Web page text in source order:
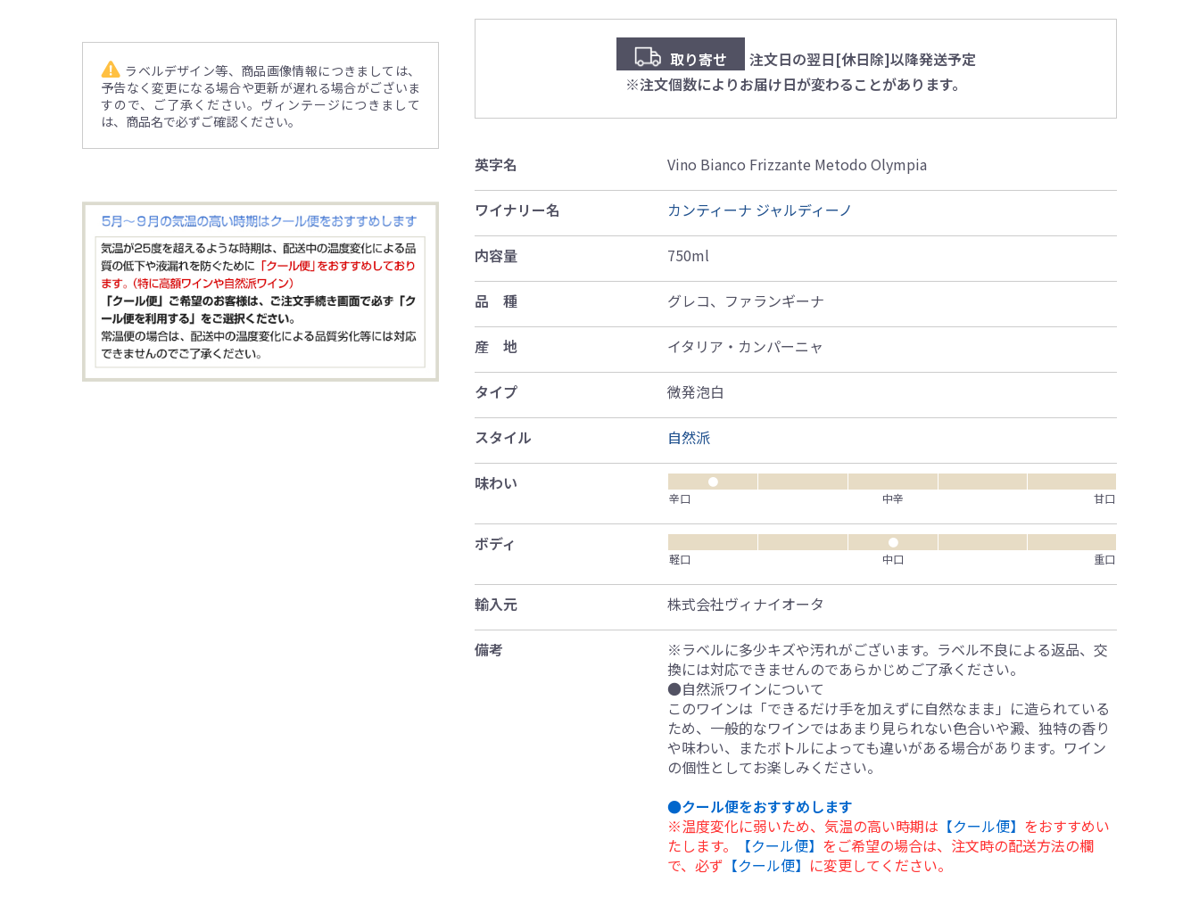
ラベルデザイン等、商品画像情報につきましては、
予告なく変更になる場合や更新が遅れる場合がございま
すので、ご了承ください。ヴィンテージにつきまして
は、商品名で必ずご確認ください。
取り寄せ
注文日の翌日[休日除]以降発送予定
※注文個数によりお届け日が変わることがあります。
英字名 Vino Bianco Frizzante Metodo Olympia
ワイナリー名 カンティーナ ジャルディーノ
内容量 750ml
品 種 グレコ、ファランギーナ
産 地 イタリア・カンパーニャ
タイプ 微発泡白
スタイル 自然派
味わい
●
辛口
中辛 甘口
ボディ
●
軽口
中口 重口
輸入元 株式会社ヴィナイオータ
備考
※ラベルに多少キズや汚れがございます。ラベル不良による返品、交
換には対応できませんのであらかじめご了承ください。
●自然派ワインについて
このワインは「できるだけ手を加えずに自然なまま」に造られている
ため、一般的なワインではあまり見られない色合いや澱、独特の香り
や味わい、またボトルによっても違いがある場合があります。ワイン
の個性としてお楽しみください。
●クール便をおすすめします
※温度変化に弱いため、気温の高い時期は 【クール便】 をおすすめい
たします。
【クール便】 をご希望の場合は、注文時の配送方法の欄
で、必ず 【クール便】 に変更してください。